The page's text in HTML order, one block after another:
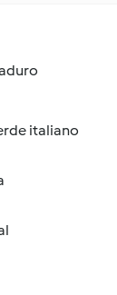
italiano